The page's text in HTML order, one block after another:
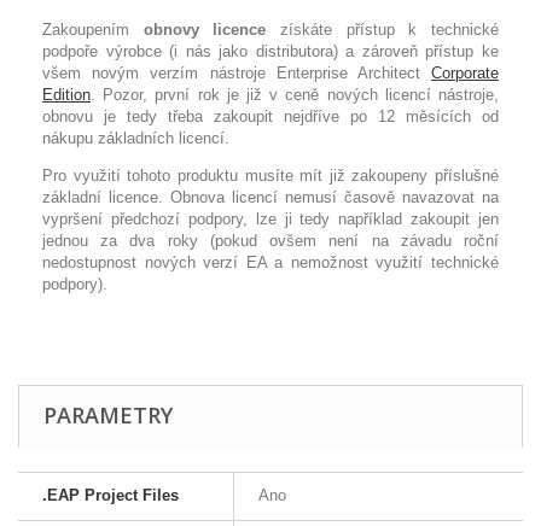
Zakoupením obnovy licence získáte přístup k technické
podpoře výrobce (i nás jako distributora) a zároveň přístup ke
všem novým verzím nástroje Enterprise Architect Corporate
Edition. Pozor, první rok je již v ceně nových licencí nástroje,
obnovu je tedy třeba zakoupit nejdříve po 12 měsících od
nákupu základních licencí.
Pro využití tohoto produktu musíte mít již zakoupeny příslušné
základní licence. Obnova licencí nemusí časově navazovat na
vypršení předchozí podpory, lze ji tedy například zakoupit jen
jednou za dva roky (pokud ovšem není na závadu roční
nedostupnost nových verzí EA a nemožnost využití technické
podpory).
PARAMETRY
.EAP Project Files Ano